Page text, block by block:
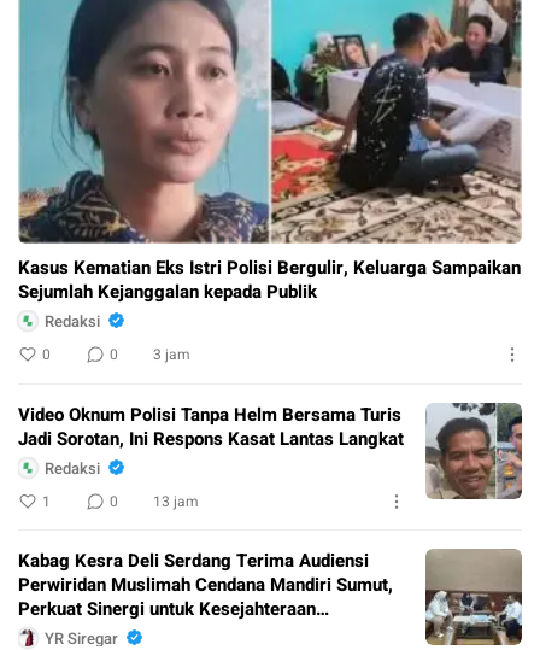
Kasus Kematian Eks Istri Polisi Bergulir, Keluarga Sampaikan
Sejumlah Kejanggalan kepada Publik
Redaksi
0 0 3 jam
Video Oknum Polisi Tanpa Helm Bersama Turis
Jadi Sorotan, Ini Respons Kasat Lantas Langkat
Redaksi
1 0 13 jam
Kabag Kesra Deli Serdang Terima Audiensi
Perwiridan Muslimah Cendana Mandiri Sumut,
Perkuat Sinergi untuk Kesejahteraan
Masyarakat
YR Siregar